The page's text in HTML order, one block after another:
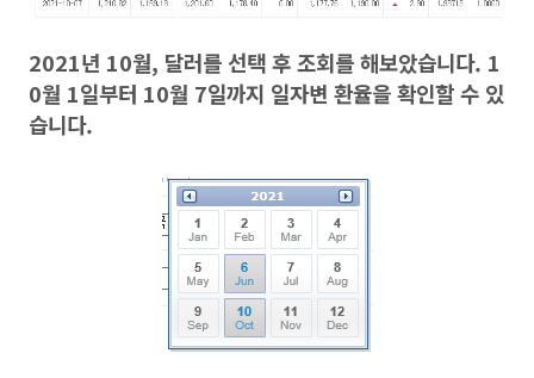
2021년 10월, 달러를 선택 후 조회를 해보았습니다. 1
0월 1일부터 10월 7일까지 일자변 환율을 확인할 수 있
습니다.